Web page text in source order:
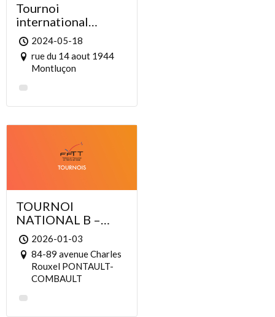
Tournoi
international
ASPTT Montluçon
2024-05-18
rue du 14 aout 1944
Montluçon
TOURNOI
NATIONAL B –
ELISABETH NUNES
HIPPEL – UMS TT
PONTAULT-
COMBAULT
2026-01-03
84-89 avenue Charles
Rouxel PONTAULT-
COMBAULT